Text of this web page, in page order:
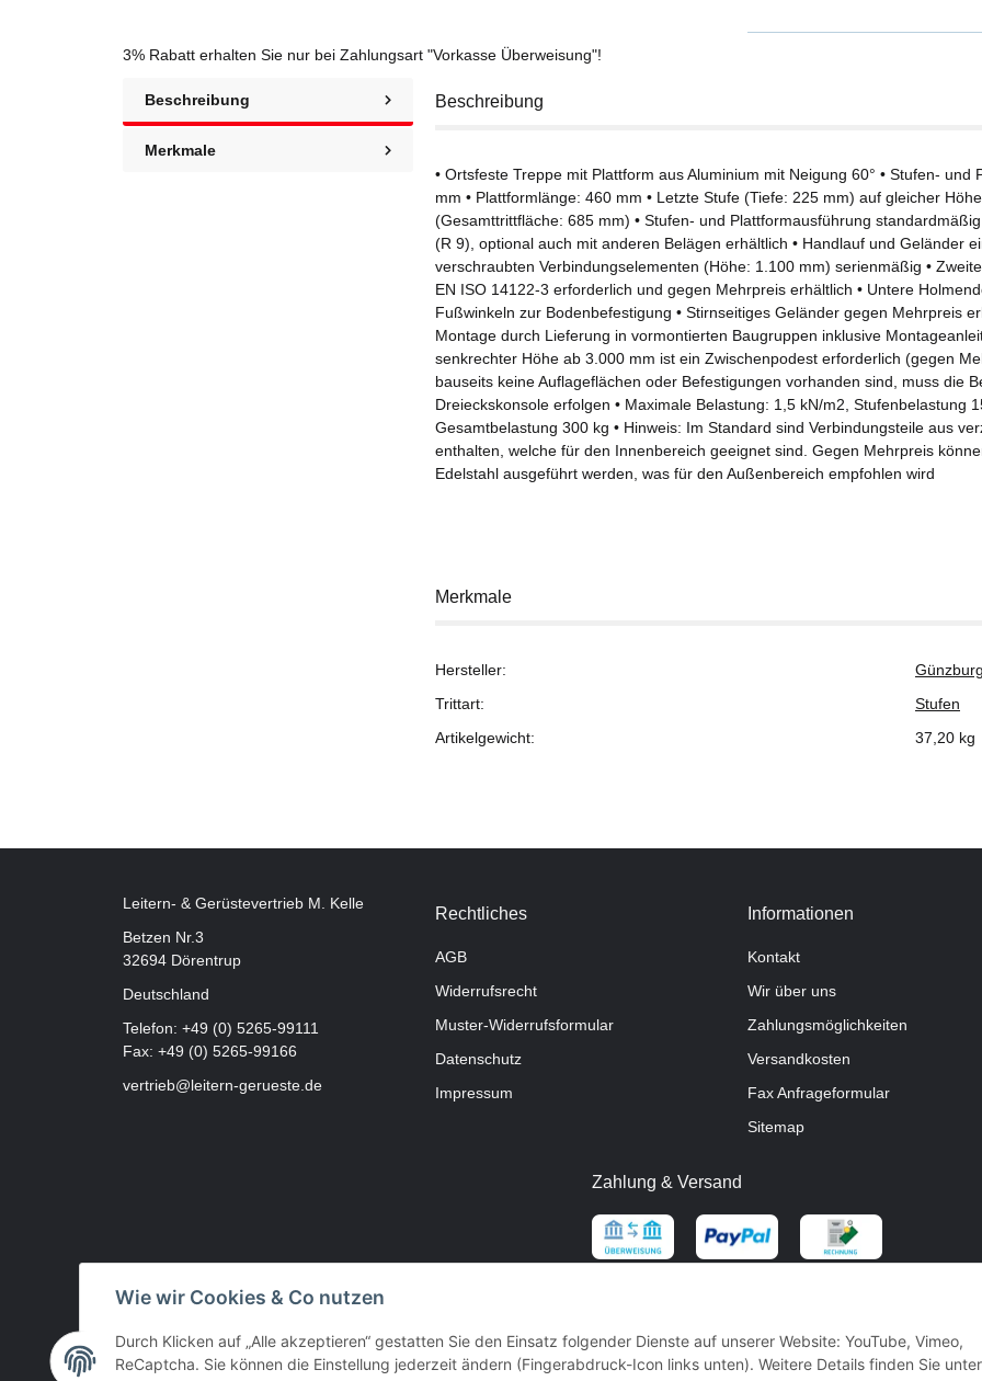
3% Rabatt erhalten Sie nur bei Zahlungsart "Vorkasse Überweisung"!
Beschreibung
Merkmale
Beschreibung
• Ortsfeste Treppe mit Plattform aus Aluminium mit Neigung 60° • Stufen- und
mm • Plattformlänge: 460 mm • Letzte Stufe (Tiefe: 225 mm) auf gleicher
(Gesamttrittfläche: 685 mm) • Stufen- und Plattformausführung
(R 9), optional auch mit anderen Belägen erhältlich • Handlauf und Geländer
verschraubten Verbindungselementen (Höhe: 1.100 mm) serienmäßig •
EN ISO 14122-3 erforderlich und gegen Mehrpreis erhältlich • Untere
Fußwinkeln zur Bodenbefestigung • Stirnseitiges Geländer gegen Mehrpreis
Montage durch Lieferung in vormontierten Baugruppen inklusive
senkrechter Höhe ab 3.000 mm ist ein Zwischenpodest erforderlich (gegen
bauseits keine Auflageflächen oder Befestigungen vorhanden sind, muss die
Dreieckskonsole erfolgen • Maximale Belastung: 1,5 kN/m2, Stufenbelastung
Gesamtbelastung 300 kg • Hinweis: Im Standard sind Verbindungsteile aus
enthalten, welche für den Innenbereich geeignet sind. Gegen Mehrpreis
Edelstahl ausgeführt werden, was für den Außenbereich empfohlen wird
Merkmale
Hersteller:
Trittart:
Stufen
Artikelgewicht:
37,20 kg
Leitern- & Gerüstevertrieb M. Kelle
Betzen Nr.3
32694 Dörentrup
Deutschland
Telefon: +49 (0) 5265-99111
Fax: +49 (0) 5265-99166
vertrieb@leitern-gerueste.de
Rechtliches
AGB
Widerrufsrecht
Muster-Widerrufsformular
Datenschutz
Impressum
Informationen
Kontakt
Wir über uns
Zahlungsmöglichkeiten
Versandkosten
Fax Anfrageformular
Sitemap
Zahlung & Versand
Wie wir Cookies & Co nutzen
Durch Klicken auf „Alle akzeptieren“ gestatten Sie den Einsatz folgender Dienste auf unserer Website: YouTube, Vimeo,
ReCaptcha. Sie können die Einstellung jederzeit ändern (Fingerabdruck-Icon links unten). Weitere Details finden Sie unter